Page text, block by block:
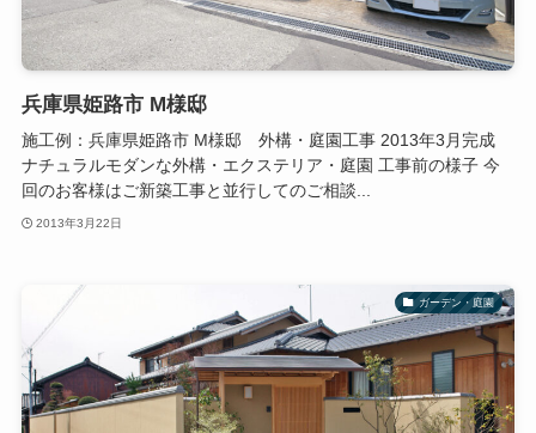
兵庫県姫路市 M様邸
施工例：兵庫県姫路市 M様邸 外構・庭園工事 2013年3月完成
ナチュラルモダンな外構・エクステリア・庭園 工事前の様子 今
回のお客様はご新築工事と並行してのご相談...
2013年3月22日
ガーデン・庭園